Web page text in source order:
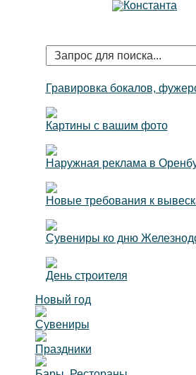
Гравировка бокалов,
Картины с вашим фото
Наружная реклама в
Новые требования к
Сувениры ко дню
День строителя
Новый год
Сувениры
Праздники